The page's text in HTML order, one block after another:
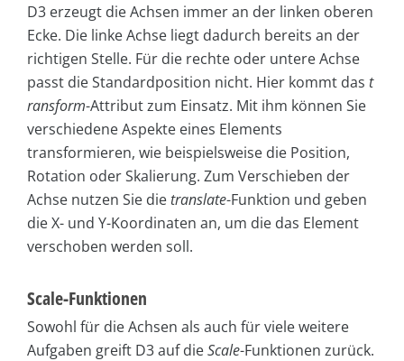
D3 erzeugt die Achsen immer an der linken oberen
Ecke. Die linke Achse liegt dadurch bereits an der
richtigen Stelle. Für die rechte oder untere Achse
passt die Standardposition nicht. Hier kommt das t
ransform-Attribut zum Einsatz. Mit ihm können Sie
verschiedene Aspekte eines Elements
transformieren, wie beispielsweise die Position,
Rotation oder Skalierung. Zum Verschieben der
Achse nutzen Sie dietranslate-Funktion und geben
die X- und Y-Koordinaten an, um die das Element
verschoben werden soll.
Scale-Funktionen
Sowohl für die Achsen als auch für viele weitere
Aufgaben greift D3 auf dieScale-Funktionen zurück.